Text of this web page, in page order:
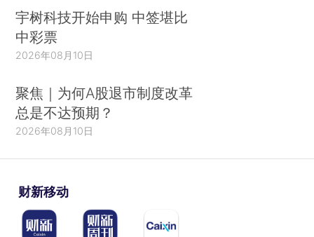
宇树科技开始申购 中签堪比
中彩票
2026年08月10日
聚焦｜为何A股退市制度改革
总是不达预期？
2026年08月10日
财新移动